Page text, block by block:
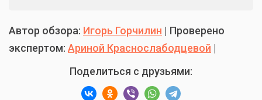
Автор обзора: Игорь Горчилин | Проверено
экспертом: Ариной Краснослабодцевой |
Поделиться с друзьями: